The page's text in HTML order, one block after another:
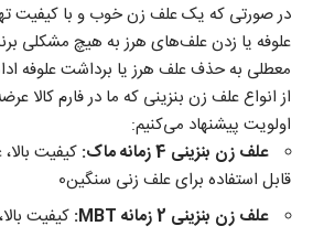
در صورتی که یک علف زن خوب و با کیفیت
علوفه یا زدن علف‌های هرز به هیچ مشکلی
معطلی به حذف علف هرز یا برداشت علوفه
ازانواع علف زن بنزینی که ما در فارم کالا
اولویت پیشنهاد می‌کنیم:
علف زن بنزینی 4 زمانه ماک
: کیفیت
قابل استفاده برای علف زنی سنگین0
علف زن بنزینی 2 زمانه MBT
: کیفیت